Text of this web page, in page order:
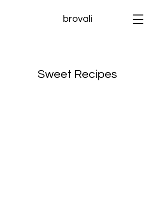
brovali
Sweet Recipes